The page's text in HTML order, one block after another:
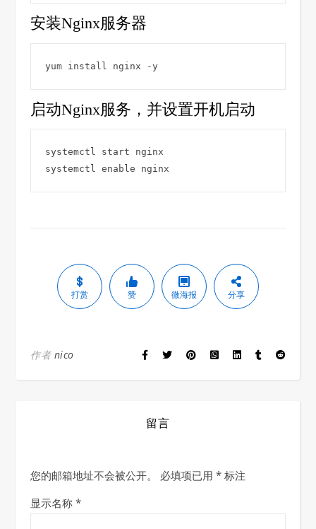
安装Nginx服务器
yum install nginx -y
启动Nginx服务，并设置开机启动
systemctl start nginx
systemctl enable nginx
打赏 赞 微海报 分享
作者 nico
留言
您的邮箱地址不会被公开。 必填项已用 * 标注
显示名称 *